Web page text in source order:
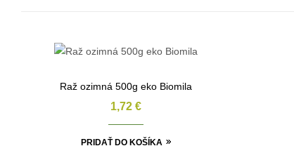
Raž ozimná 500g eko Biomila
1,72€
PRIDAŤ DO KOŠÍKA